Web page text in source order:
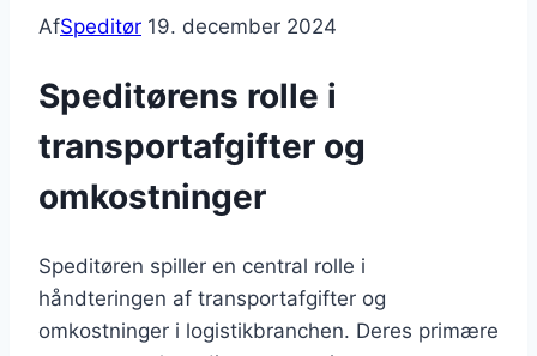
AfSpeditør 19. december 2024
Speditørens rolle i
transportafgifter og
omkostninger
Speditøren spiller en central rolle i
håndteringen af transportafgifter og
omkostninger i logistikbranchen. Deres primære